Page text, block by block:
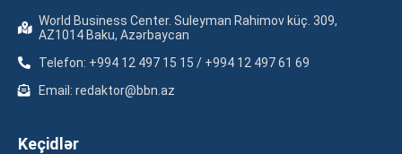
World Business Center. Suleyman Rahimov küç. 309,
AZ1014 Baku, Azərbaycan
Telefon: +994 12 497 15 15 / +994 12 497 61 69
Email: redaktor@bbn.az
Keçidlər